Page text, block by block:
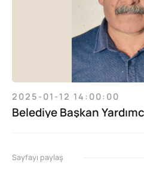
2025-01-12 14:00:00
Belediye Başkan
Sayfayı paylaş